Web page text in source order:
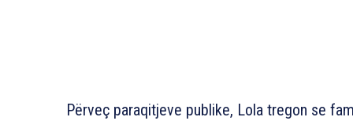
Përveç paraqitjeve publike, Lola tregon se